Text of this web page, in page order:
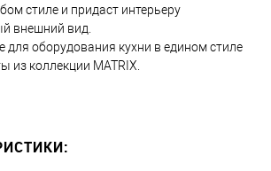
стиле и придаст интерьеру
внешний вид.
для оборудования кухни в едином стиле
из коллекции MATRIX.